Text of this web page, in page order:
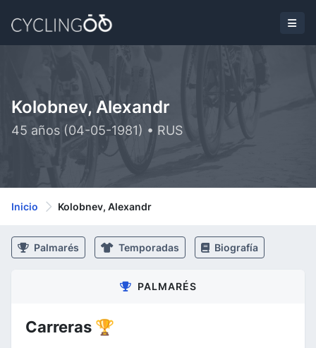
Kolobnev, Alexandr
45 años (04-05-1981) • RUS
Inicio Kolobnev, Alexandr
Palmarés Temporadas Biografía
PALMARÉS
Carreras 🏆